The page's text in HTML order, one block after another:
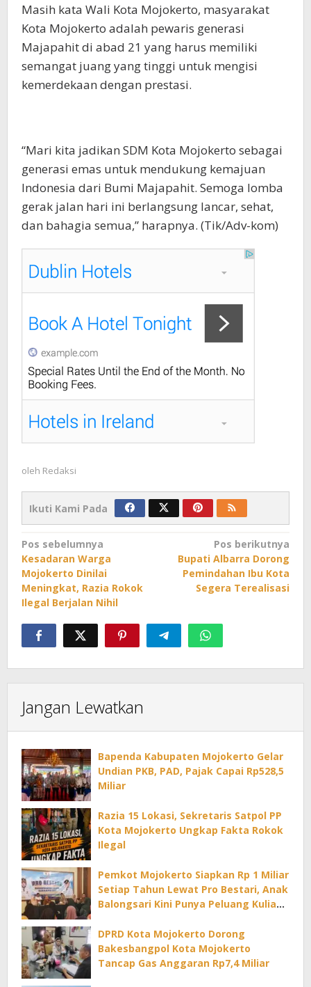
Masih kata Wali Kota Mojokerto, masyarakat
Kota Mojokerto adalah pewaris generasi
Majapahit di abad 21 yang harus memiliki
semangat juang yang tinggi untuk mengisi
kemerdekaan dengan prestasi.
“Mari kita jadikan SDM Kota Mojokerto sebagai
generasi emas untuk mendukung kemajuan
Indonesia dari Bumi Majapahit. Semoga lomba
gerak jalan hari ini berlangsung lancar, sehat,
dan bahagia semua,” harapnya. (Tik/Adv-kom)
oleh Redaksi
Ikuti Kami Pada
Navigasi
pos
Pos sebelumnya
Kesadaran Warga
Mojokerto Dinilai
Meningkat, Razia Rokok
Ilegal Berjalan Nihil
Pos berikutnya
Bupati Albarra Dorong
Pemindahan Ibu Kota
Segera Terealisasi
Jangan Lewatkan
Bapenda Kabupaten Mojokerto Gelar
Undian PKB, PAD, Pajak Capai Rp528,5
Miliar
Razia 15 Lokasi, Sekretaris Satpol PP
Kota Mojokerto Ungkap Fakta Rokok
Ilegal
Pemkot Mojokerto Siapkan Rp 1 Miliar
Setiap Tahun Lewat Pro Bestari, Anak
Balongsari Kini Punya Peluang Kuliah
DPRD Kota Mojokerto Dorong
Bakesbangpol Kota Mojokerto
Tancap Gas Anggaran Rp7,4 Miliar